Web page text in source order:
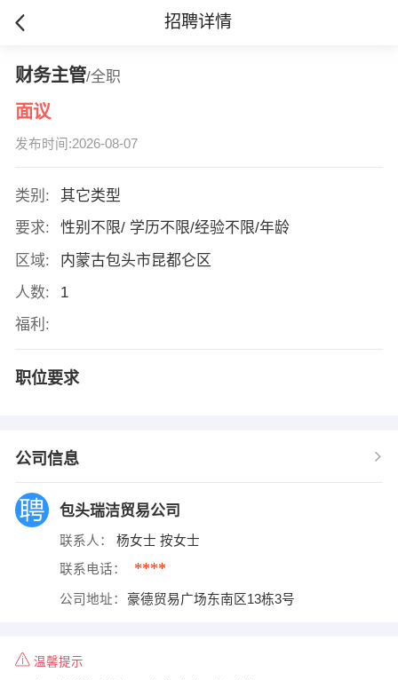
招聘详情
财务主管/全职
面议
发布时间:2026-08-07
类别:
其它类型
要求:
性别不限/ 学历不限/经验不限/年龄
区域:
内蒙古包头市昆都仑区
人数:
1
福利:
职位要求
公司信息
包头瑞洁贸易公司
联系人： 杨女士 按女士
联系电话： ****
公司地址： 豪德贸易广场东南区13栋3号
温馨提示